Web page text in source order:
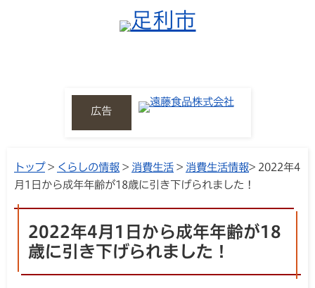
広告
トップ> くらしの情報 > 消費生活 > 消費生活情報> 2022年4
月1日から成年年齢が18歳に引き下げられました！
2022年4月1日から成年年齢が18
歳に引き下げられました！